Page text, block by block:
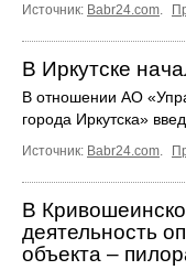
Источник: Babr24.com
В Иркутске
В отношении АО
города Иркутска»
Источник: Babr24.com.
В
деятельность
объекта –